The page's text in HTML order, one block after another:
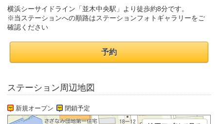
横浜シーサイドライン「並木中央駅」より徒歩約8分です。
※当ステーションへの順路はステーションフォトギャラリーをご
確認ください
予約
ステーション周辺地図
新規オープン 閉鎖予定